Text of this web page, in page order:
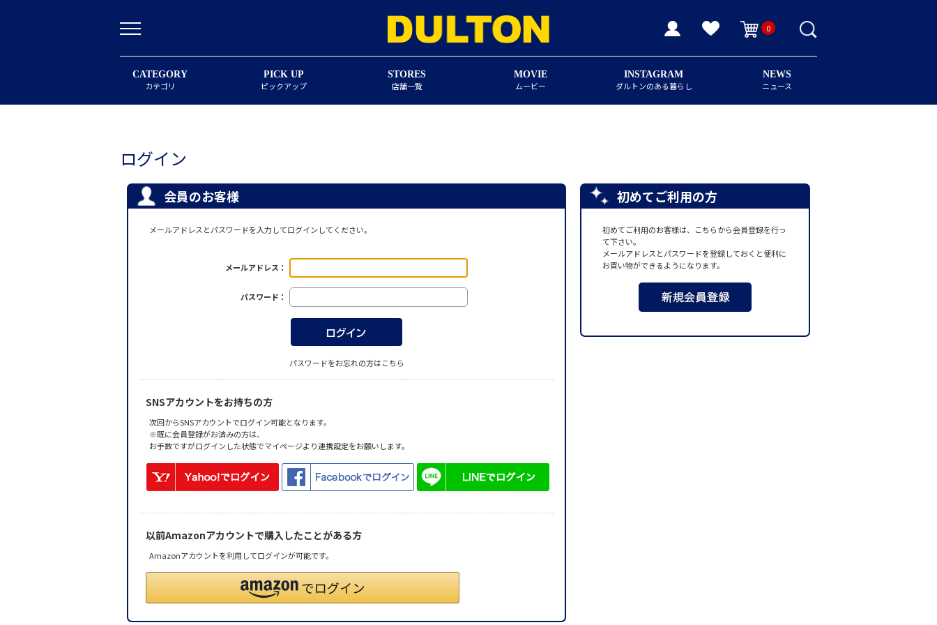
0
CATEGORY
カテゴリ
PICK UP
ピックアップ
STORES
店舗一覧
MOVIE
ムービー
INSTAGRAM
ダルトンのある暮らし
NEWS
ニュース
ログイン
会員のお客様
メールアドレスとパスワードを入力してログインしてください。
メールアドレス：
パスワード：
パスワードをお忘れの方はこちら
SNSアカウントをお持ちの方
次回からSNSアカウントでログイン可能となります。
※既に会員登録がお済みの方は、
お手数ですがログインした状態でマイページより連携設定をお願いします。
以前Amazonアカウントで購入したことがある方
Amazonアカウントを利用してログインが可能です。
初めてご利用の方
初めてご利用のお客様は、こちらから会員登録を行っ
て下さい。
メールアドレスとパスワードを登録しておくと便利に
お買い物ができるようになります。